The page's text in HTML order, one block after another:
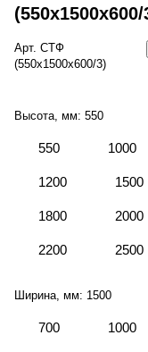
(550x1500x600/
Арт. СТФ
(550x1500x600/3)
Высота, мм: 550
550 1000
1200 1500
1800 2000
2200 2500
Ширина, мм: 1500
700 1000